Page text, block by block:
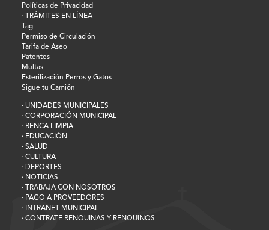
Políticas de Privacidad
· TRÁMITES EN LÍNEA
Tag
Permiso de Circulación
Tarifa de Aseo
Patentes
Multas
Esterilización Perros y Gatos
Sigue tu Camión
· UNIDADES MUNICIPALES
· CORPORACIÓN MUNICIPAL
· RENCA LIMPIA
· EDUCACIÓN
· SALUD
· CULTURA
· DEPORTES
· NOTICIAS
· TRABAJA CON NOSOTROS
· PAGO A PROVEEDORES
· INTRANET MUNICIPAL
· CONTRATE RENQUINAS Y RENQUINOS